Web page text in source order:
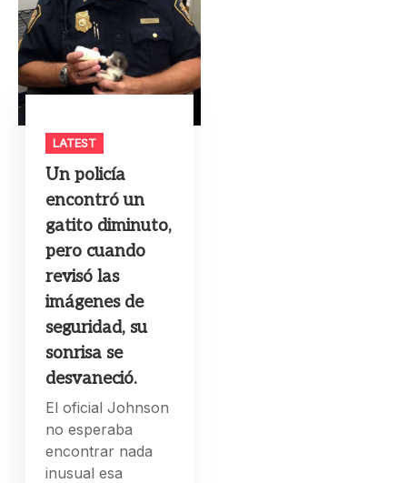
LATEST
Un policía
encontró un
gatito diminuto,
pero cuando
revisó las
imágenes de
seguridad, su
sonrisa se
desvaneció.
El oficial Johnson
no esperaba
encontrar nada
inusual esa